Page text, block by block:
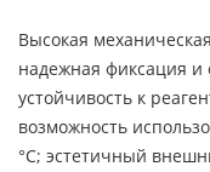
Высокая
надежная фиксация и
устойчивость к
возможность
°C; эстетичный